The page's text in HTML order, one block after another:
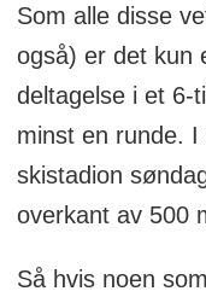
Som alle disse
også) er det kun
deltagelse i et 6-
minst en runde. I
skistadion
overkant av 500
Så hvis noen